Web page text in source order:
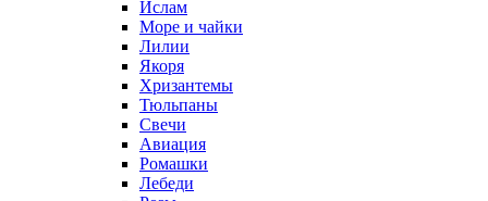
Ислам
Море и чайки
Лилии
Якоря
Хризантемы
Тюльпаны
Свечи
Авиация
Ромашки
Лебеди